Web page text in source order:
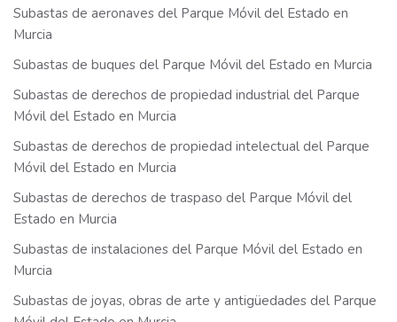
Subastas de aeronaves del Parque Móvil del Estado en
Murcia
Subastas de buques del Parque Móvil del Estado en Murcia
Subastas de derechos de propiedad industrial del Parque
Móvil del Estado en Murcia
Subastas de derechos de propiedad intelectual del Parque
Móvil del Estado en Murcia
Subastas de derechos de traspaso del Parque Móvil del
Estado en Murcia
Subastas de instalaciones del Parque Móvil del Estado en
Murcia
Subastas de joyas, obras de arte y antigüedades del Parque